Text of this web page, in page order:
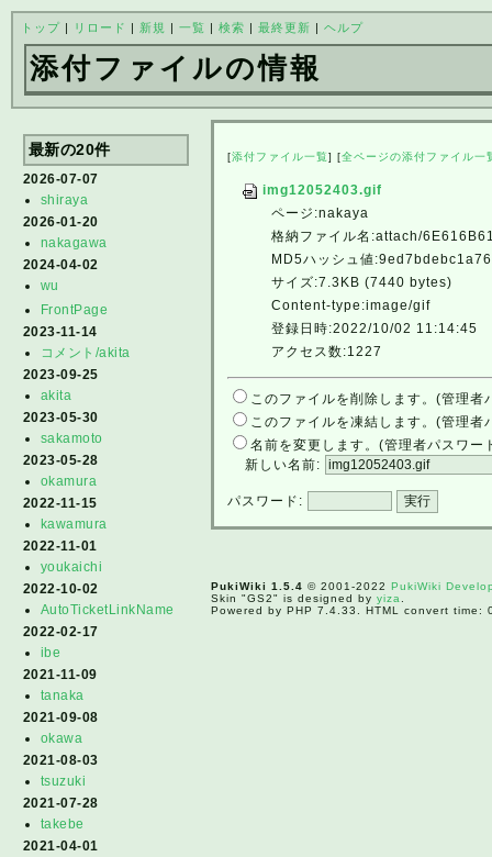
トップ| リロード | 新規 | 一覧 | 検索 | 最終更新 | ヘルプ
添付ファイルの情報
最新の20件
2026-07-07
shiraya
2026-01-20
nakagawa
2024-04-02
wu
FrontPage
2023-11-14
コメント/akita
2023-09-25
akita
2023-05-30
sakamoto
2023-05-28
okamura
2022-11-15
kawamura
2022-11-01
youkaichi
2022-10-02
AutoTicketLinkName
2022-02-17
ibe
2021-11-09
tanaka
2021-09-08
okawa
2021-08-03
tsuzuki
2021-07-28
takebe
2021-04-01
[添付ファイル一覧] [全ページの添付ファイル一
img12052403.gif
ページ:nakaya
格納ファイル名:attach/
MD5ハッシュ値
サイズ:7.3KB (7440 bytes)
Content-type:image/gif
登録日時:2022/10/02 11:14:45
アクセス数:1227
このファイルを削除します。(管理者
このファイルを凍結します。(管理者
名前を変更します。(管理者パスワー
新しい名前:
パスワード:
PukiWiki 1.5.4 © 2001-2022PukiWiki
Skin "GS2" is designed byyiza
Powered by PHP 7.4.33. HTML convert time: